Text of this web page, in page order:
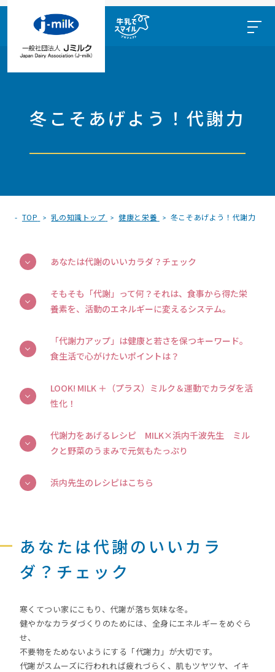
冬こそあげよう！代謝力
TOP 乳の知識トップ 健康と栄養 冬こそあげよう！代謝力
あなたは代謝のいいカラダ？チェック
そもそも「代謝」って何？それは、食事から得た栄
養素を、活動のエネルギーに変えるシステム。
「代謝力アップ」は健康と若さを保つキーワード。
食生活で心がけたいポイントは？
LOOK! MILK ＋（プラス）ミルク＆運動でカラダを活
性化！
代謝力をあげるレシピ MILK×浜内千波先生 ミル
クと野菜のうまみで元気もたっぷり
浜内先生のレシピはこちら
あなたは代謝のいいカラ
ダ？チェック
寒くてつい家にこもり、代謝が落ち気味な冬。
健やかなカラダづくりのためには、全身にエネルギーをめぐら
せ、
不要物をためないようにする「代謝力」が大切です。
代謝がスムーズに行われれば疲れづらく、肌もツヤツヤ、イキ